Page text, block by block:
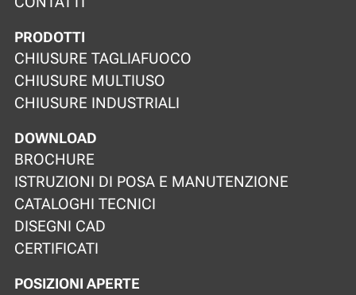
PRODOTTI
CHIUSURE TAGLIAFUOCO
CHIUSURE MULTIUSO
CHIUSURE INDUSTRIALI
DOWNLOAD
BROCHURE
ISTRUZIONI DI POSA E MANUTENZIONE
CATALOGHI TECNICI
DISEGNI CAD
CERTIFICATI
POSIZIONI APERTE